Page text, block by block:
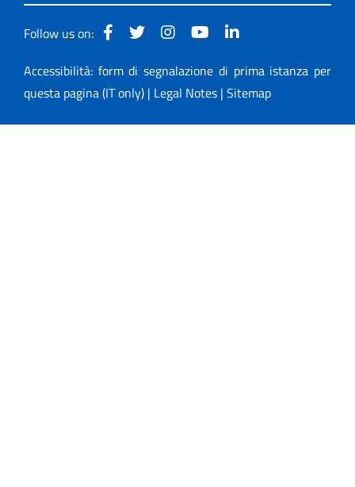
Follow us on:
Accessibilità: form di segnalazione di prima istanza per
questa pagina (IT only) | Legal Notes | Sitemap